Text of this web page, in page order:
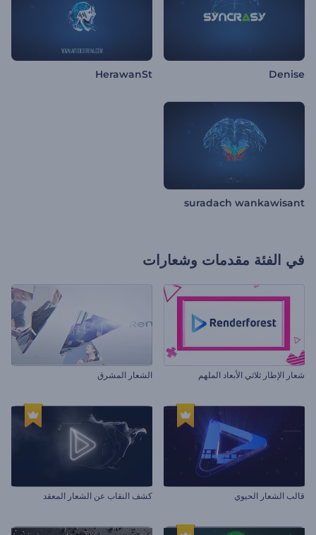
Denise
HerawanSt
suradach wankawisant
في الفئة مقدمات وشعارات
شعار الإطار ثلاثي الأبعاد الملهم الشعار المشرق
قالب الشعار الحيوي كشف النقاب عن الشعار المعقد